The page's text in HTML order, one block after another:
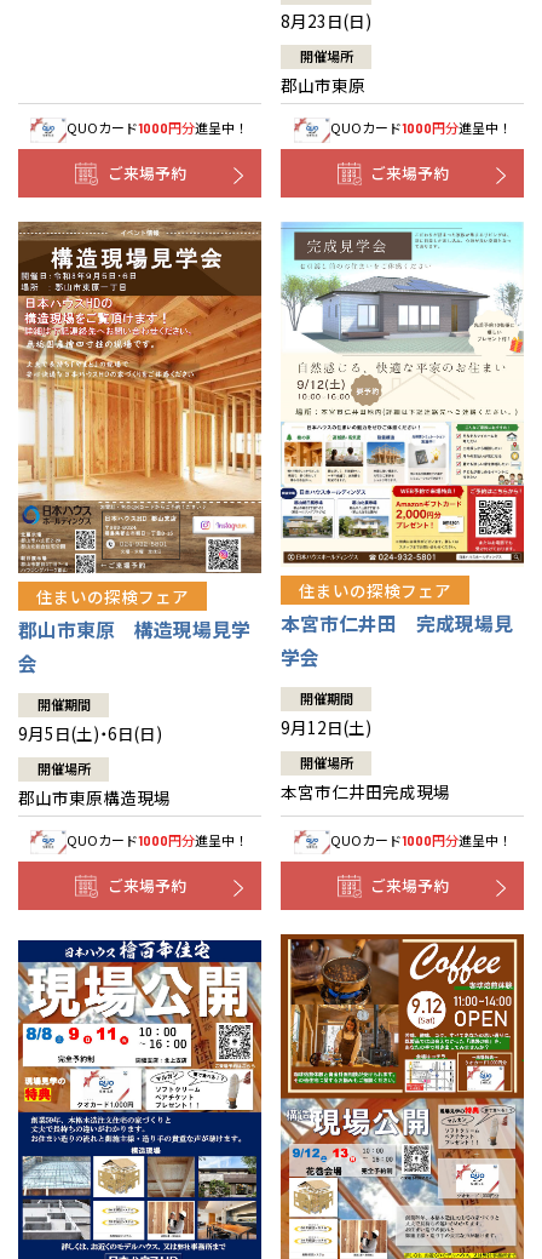
QUOカード1000円分進呈中！
ご来場予約
8月23日(日)
開催場所
郡山市東原
QUOカード1000円分進呈中！
ご来場予約
住まいの探検フェア
郡山市東原 構造現場見学
会
開催期間
9月5日(土)・6日(日)
開催場所
郡山市東原構造現場
QUOカード1000円分進呈中！
ご来場予約
住まいの探検フェア
本宮市仁井田 完成現場見
学会
開催期間
9月12日(土)
開催場所
本宮市仁井田完成現場
QUOカード1000円分進呈中！
ご来場予約